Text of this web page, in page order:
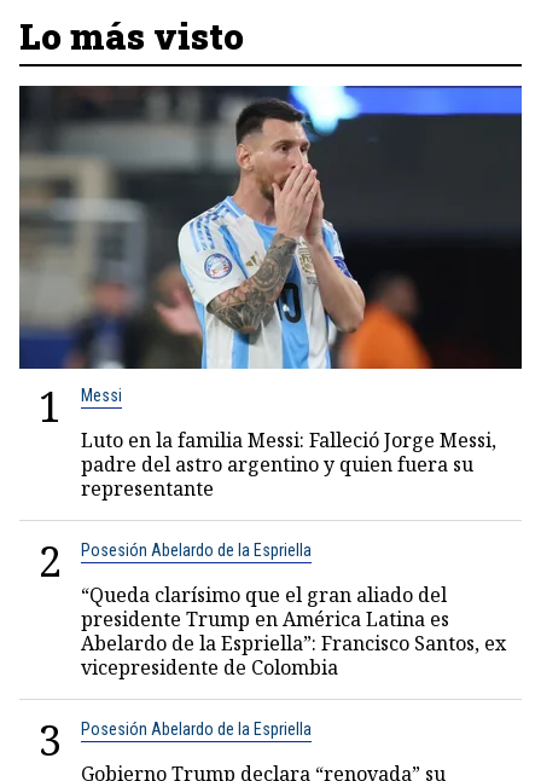
Lo más visto
1 Messi
Luto en la familia Messi: Falleció Jorge Messi,
padre del astro argentino y quien fuera su
representante
2 Posesión Abelardo de la Espriella
“Queda clarísimo que el gran aliado del
presidente Trump en América Latina es
Abelardo de la Espriella”: Francisco Santos, ex
vicepresidente de Colombia
3 Posesión Abelardo de la Espriella
Gobierno Trump declara “renovada” su